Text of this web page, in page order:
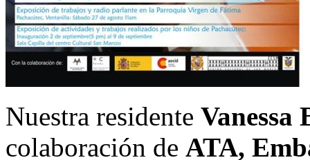
Nuestra residente Vanessa
colaboración de ATA,